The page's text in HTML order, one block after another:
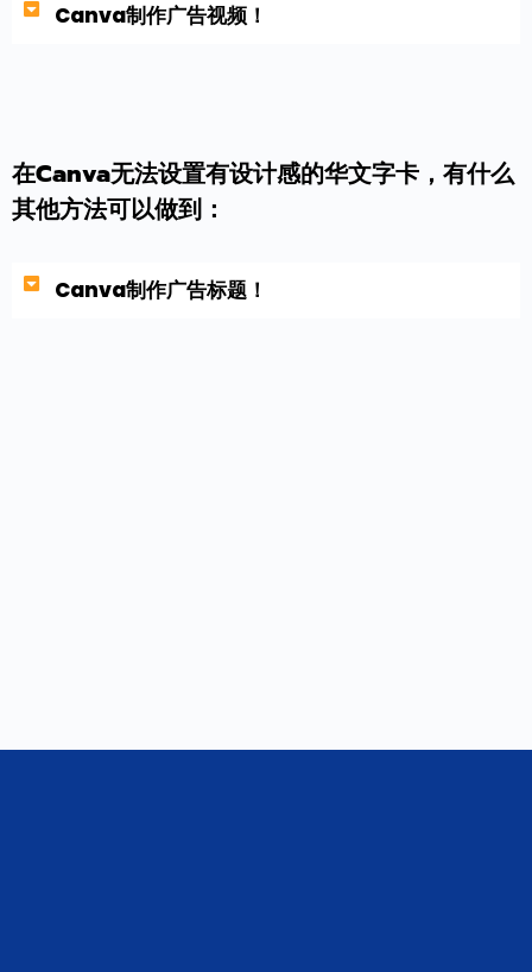
Canva制作广告视频！
在Canva无法设置有设计感的华文字卡，有什么
其他方法可以做到：
Canva制作广告标题！